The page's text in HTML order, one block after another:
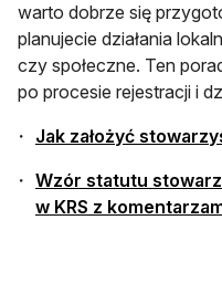
warto dobrze się
planujecie działania
czy społeczne. Ten
po procesie rejestracji i
Jak założyć
Wzór statutu
w KRS z